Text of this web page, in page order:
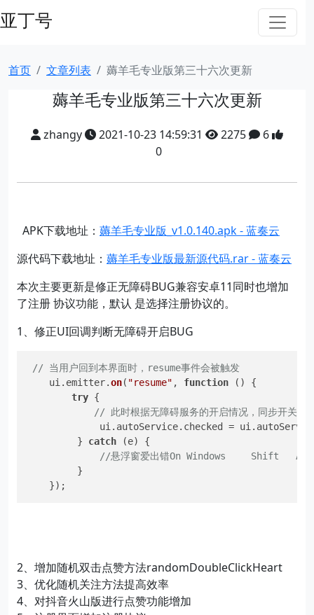
亚丁号
首页 文章列表 薅羊毛专业版第三十六次更新
薅羊毛专业版第三十六次更新
zhangy 2021-10-23 14:59:31 2275
6
0
APK下载地址： 薅羊毛专业版_v1.0.140.apk - 蓝奏云
源代码下载地址： 薅羊毛专业版最新源代码.rar - 蓝奏云
本次主要更新是修正无障碍BUG兼容安卓11同时也增加
了注册 协议功能，默认 是选择注册协议的。
1、修正UI回调判断无障碍开启BUG
// 当用户回到本界面时，resume事件会被触发
    ui.
emitter.on( "resume" , function ( ) {
try {
// 此时根据无障碍服务的开启情况，同步开关的
             ui.
autoService. checked = ui.
         }
catch (e) {
//悬浮窗爱出错On Windows 　　Shift
         }
    });
2、增加随机双击点赞方法randomDoubleClickHeart
3、优化随机关注方法提高效率
4、对抖音火山版进行点赞功能增加